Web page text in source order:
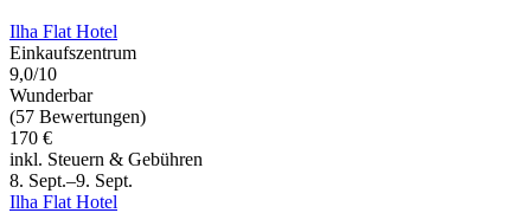
Ilha Flat Hotel
Einkaufszentrum
9,0/10
Wunderbar
(57 Bewertungen)
170 €
inkl. Steuern & Gebühren
8. Sept.–9. Sept.
Ilha Flat Hotel